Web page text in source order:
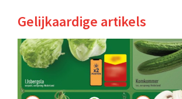
Gelijkaardige artikels